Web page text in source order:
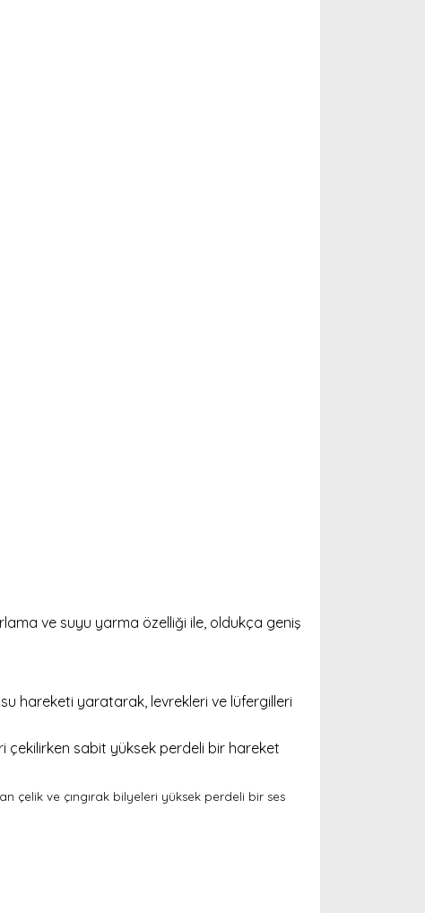
ve suyu yarma özelliği ile, oldukça geniş
hareketi yaratarak, levrekleri ve lüfergilleri
çekilirken sabit yüksek perdeli bir hareket
çelik ve çıngırak bilyeleri yüksek perdeli bir ses